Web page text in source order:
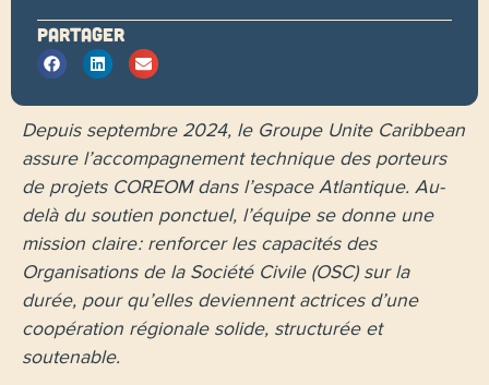
Partager
Depuis septembre 2024, le Groupe Unite Caribbean
assure l’accompagnement technique des porteurs
de projets COREOM dans l’espace Atlantique. Au-
delà du soutien ponctuel, l’équipe se donne une
mission claire : renforcer les capacités des
Organisations de la Société Civile (OSC) sur la
durée, pour qu’elles deviennent actrices d’une
coopération régionale solide, structurée et
soutenable.